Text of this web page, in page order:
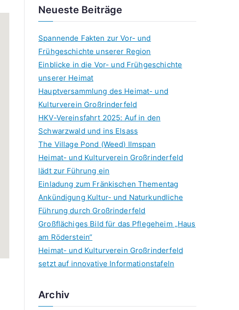
Neueste Beiträge
Spannende Fakten zur Vor- und
Frühgeschichte unserer Region
Einblicke in die Vor- und Frühgeschichte
unserer Heimat
Hauptversammlung des Heimat- und
Kulturverein Großrinderfeld
HKV-Vereinsfahrt 2025: Auf in den
Schwarzwald und ins Elsass
The Village Pond (Weed) Ilmspan
Heimat- und Kulturverein Großrinderfeld
lädt zur Führung ein
Einladung zum Fränkischen Thementag
Ankündigung Kultur- und Naturkundliche
Führung durch Großrinderfeld
Großflächiges Bild für das Pflegeheim „Haus
am Röderstein“
Heimat- und Kulturverein Großrinderfeld
setzt auf innovative Informationstafeln
Archiv